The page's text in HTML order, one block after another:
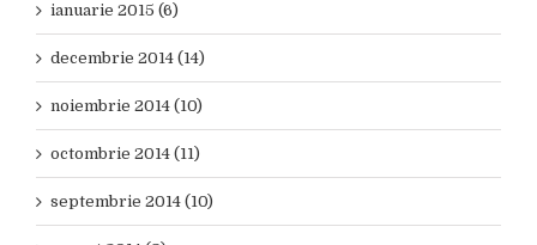
ianuarie 2015 (6)
decembrie 2014 (14)
noiembrie 2014 (10)
octombrie 2014 (11)
septembrie 2014 (10)